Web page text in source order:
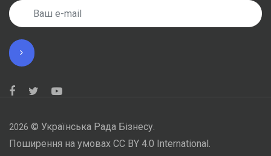
2026 © Українська Рада Бізнесу.
Поширення на умовах CC BY 4.0 International.